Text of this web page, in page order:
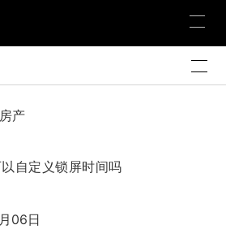
产
自定义锁屏时间吗
06日